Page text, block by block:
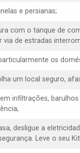
e persianas;
com o tanque de
de estradas
os
um local seguro,
infiltrações,
desligue a
Leve o seu